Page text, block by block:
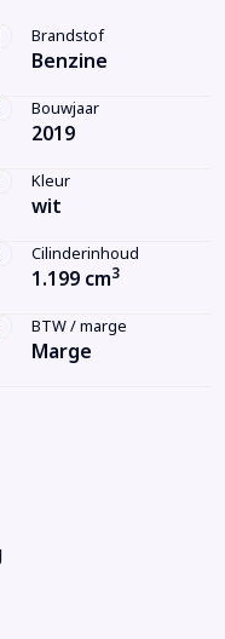
Brandstof
Benzine
Bouwjaar
2019
Kleur
wit
Cilinderinhoud
1.199 cm3
BTW / marge
Marge